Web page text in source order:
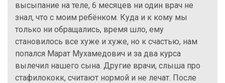
высыпание на теле, 6 месяцев ни один врач не
знал, что с моим ребёнком. Куда и к кому мы
только ни обращались, время шло, ему
становилось все хуже и хуже, но к счастью, нам
попался Марат Мухамедович и за два курса
вылечил нашего сына. Другие врачи, слыша про
стафилококк, считают нормой и не лечат. После